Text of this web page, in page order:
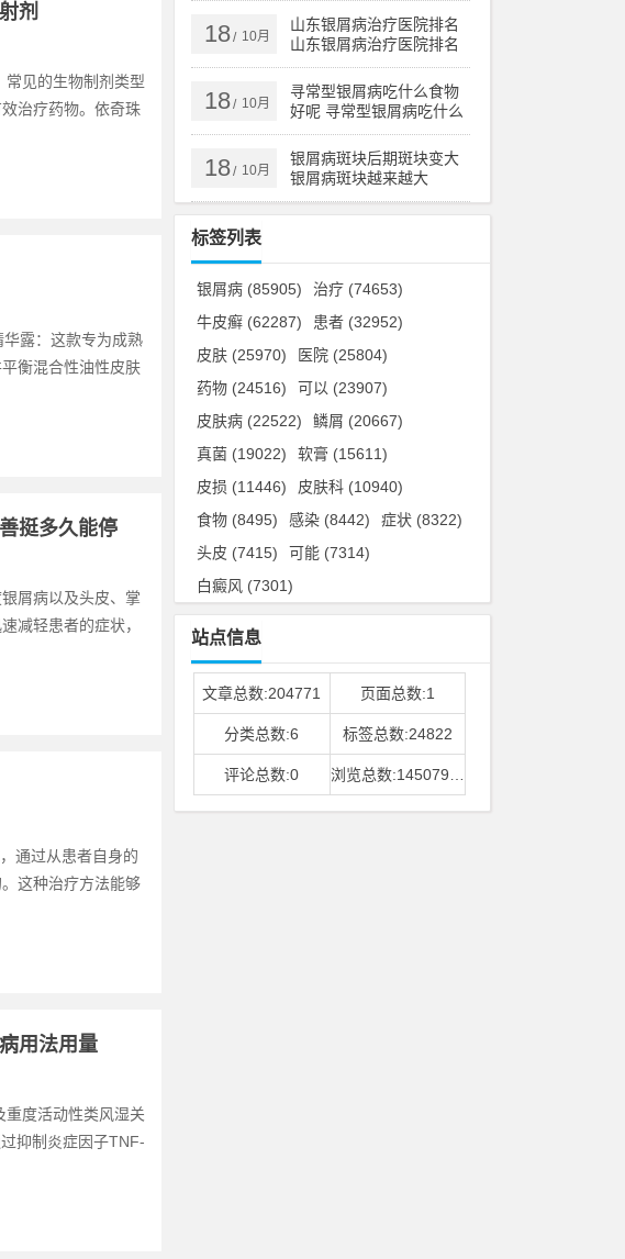
剂
见的生物制剂类型
治疗药物。依奇珠
露：这款专为成熟
衡混合性油性皮肤
挺多久能停
屑病以及头皮、掌
减轻患者的症状，
通过从患者自身的
这种治疗方法能够
用法用量
重度活动性类风湿关
抑制炎症因子TNF-
18/ 10月
山东银屑病治疗医院排名
山东银屑病治疗医院排名
榜
18/ 10月
寻常型银屑病吃什么食物
好呢 寻常型银屑病吃什么
药效果好
18/ 10月
银屑病斑块后期斑块变大
银屑病斑块越来越大
标签列表
银屑病 (85905) 治疗 (74653)
牛皮癣 (62287) 患者 (32952)
皮肤 (25970) 医院 (25804)
药物 (24516) 可以 (23907)
皮肤病 (22522) 鳞屑 (20667)
真菌 (19022) 软膏 (15611)
皮损 (11446) 皮肤科 (10940)
食物 (8495) 感染 (8442) 症状 (8322)
头皮 (7415) 可能 (7314)
白癜风 (7301)
站点信息
文章总数:204771 页面总数:1
分类总数:6 标签总数:24822
评论总数:0